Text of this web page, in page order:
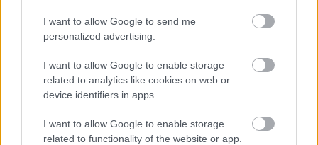
I want to allow Google to send me
personalized advertising.
I want to allow Google to enable storage
related to analytics like cookies on web or
device identifiers in apps.
I want to allow Google to enable storage
related to functionality of the website or app.
ELŐZŐ MÉRKŐZÉSEK
Támogatás
a ManUtdFanatics.hu működését!